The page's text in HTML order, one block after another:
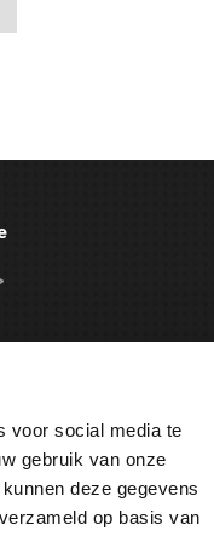
voor social media te
gebruik van onze
deze gegevens
op basis van